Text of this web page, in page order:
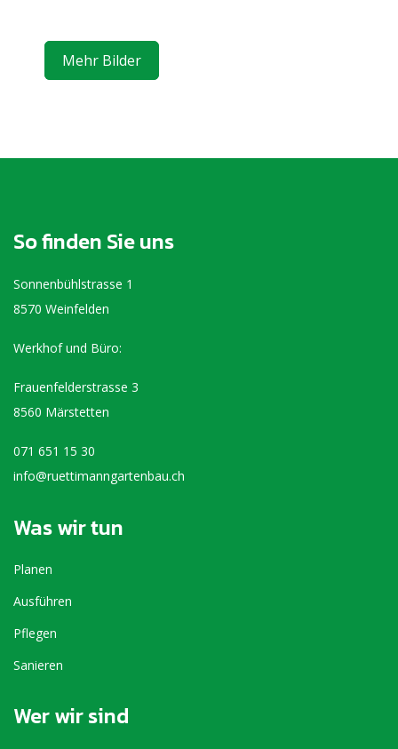
Mehr Bilder
So finden Sie uns
Sonnenbühlstrasse 1
8570 Weinfelden
Werkhof und Büro:
Frauenfelderstrasse 3
8560 Märstetten
071 651 15 30
info@ruettimanngartenbau.ch
Was wir tun
Planen
Ausführen
Pflegen
Sanieren
Wer wir sind